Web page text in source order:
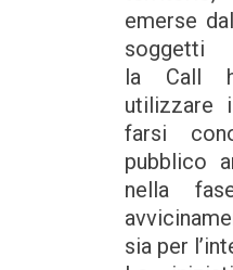
emerse
la Call
utilizzare
farsi
pubblico
nella
sia per